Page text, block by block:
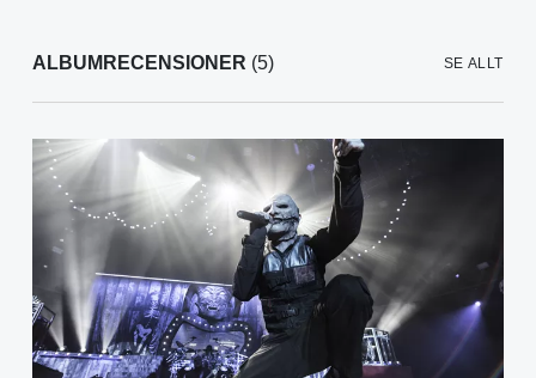
ALBUMRECENSIONER (5) SE ALLT